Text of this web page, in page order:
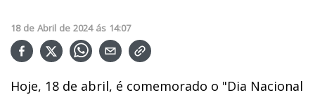
18 de Abril de 2024 ás 14:07
Hoje, 18 de abril, é comemorado o "Dia Nacional